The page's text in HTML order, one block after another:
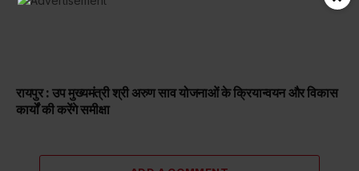
रायपुर : उप मुख्यमंत्री श्री अरुण साव योजनाओं के क्रियान्वयन और विकास
कार्यों की करेंगे समीक्षा